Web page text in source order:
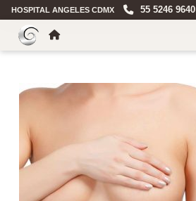
HOSPITAL ANGELES CDMX 55 5246 9640